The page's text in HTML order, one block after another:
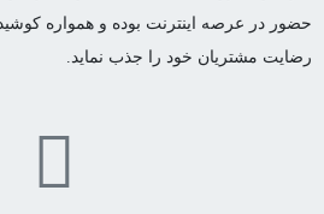
حضور در عرصه اینترنت بوده و همواره
رضایت مشتریان خود را جذب نماید.